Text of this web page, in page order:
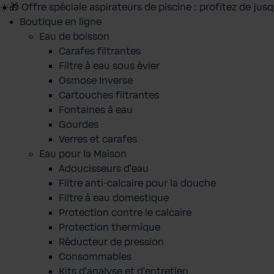
☀️🎁 Offre spéciale aspirateurs de piscine : profitez de
Boutique en ligne
Eau de boisson
Carafes filtrantes
Filtre à eau sous évier
Osmose Inverse
Cartouches filtrantes
Fontaines à eau
Gourdes
Verres et carafes
Eau pour la Maison
Adoucisseurs d'eau
Filtre anti-calcaire pour la douche
Filtre à eau domestique
Protection contre le calcaire
Protection thermique
Réducteur de pression
Consommables
Kits d'analyse et d'entretien